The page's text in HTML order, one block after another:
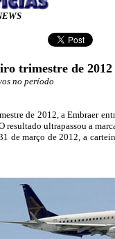
trimestre de 2012
no período
de 2012, a Embraer
ultrapassou a
de março de 2012, a